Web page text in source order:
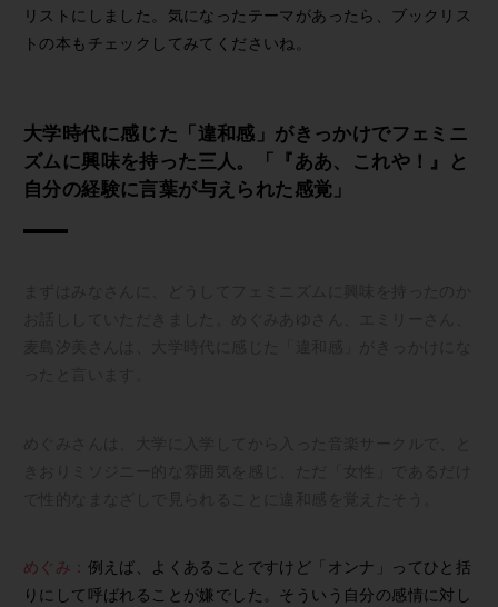
リストにしました。気になったテーマがあったら、ブックリス
トの本もチェックしてみてくださいね。
大学時代に感じた「違和感」がきっかけでフェミニ
ズムに興味を持った三人。「『ああ、これや！』と
自分の経験に言葉が与えられた感覚」
めぐみ： 例えば、よくあることですけど「オンナ」ってひと括
りにして呼ばれることが嫌でした。そういう自分の感情に対し